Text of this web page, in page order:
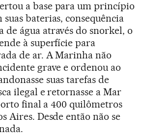
a base para um princípio
baterias, consequência
de água através do snorkel, o
à superfície para
de ar. A Marinha não
grave e ordenou ao
suas tarefas de
ilegal e retornasse a Mar
final a 400 quilômetros
Aires. Desde então não se